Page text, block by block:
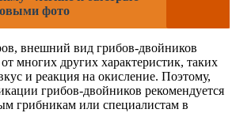
фото
внешний вид грибов-двойников
многих других характеристик, таких
и реакция на окисление. Поэтому,
грибов-двойников рекомендуется
грибникам или специалистам в